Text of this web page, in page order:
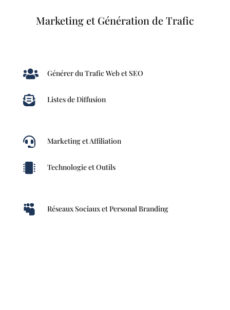
Marketing et Génération de Trafic
 Générer du Trafic Web et SEO
 Listes de Diffusion
 Marketing et Affiliation
 Technologie et Outils
 Réseaux Sociaux et Personal Branding